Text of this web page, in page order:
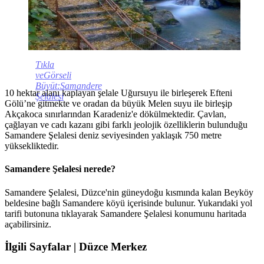
Tıkla
veGörseli
Büyüt:Samandere
Şelalesi
10 hektar alanı kaplayan şelale Uğursuyu ile birleşerek Efteni
Gölü’ne gitmekte ve oradan da büyük Melen suyu ile birleşip
Akçakoca sınırlarından Karadeniz'e dökülmektedir. Çavlan,
çağlayan ve cadı kazanı gibi farklı jeolojik özelliklerin bulunduğu
Samandere Şelalesi deniz seviyesinden yaklaşık 750 metre
yüksekliktedir.
Samandere Şelalesi nerede?
Samandere Şelalesi, Düzce'nin güneydoğu kısmında kalan Beyköy
beldesine bağlı Samandere köyü içerisinde bulunur. Yukarıdaki yol
tarifi butonuna tıklayarak Samandere Şelalesi konumunu haritada
açabilirsiniz.
İlgili Sayfalar | Düzce Merkez